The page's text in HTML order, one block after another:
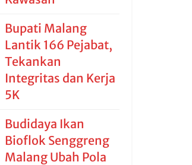
Bupati Malang
Lantik 166 Pejabat,
Tekankan
Integritas dan Kerja
5K
Budidaya Ikan
Bioflok Senggreng
Malang Ubah Pola